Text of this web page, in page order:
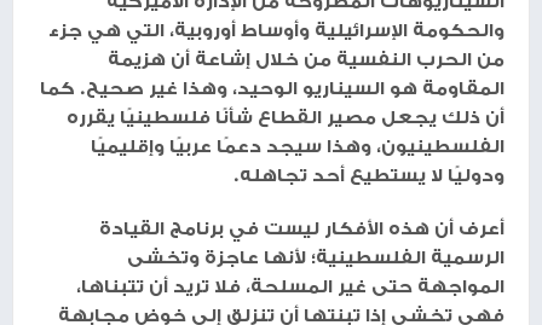
والحكومة الإسرائيلية وأوساط أوروبية، التي هي جزء
من الحرب النفسية من خلال إشاعة أن هزيمة
المقاومة هو السيناريو الوحيد، وهذا غير صحيح. كما
أن ذلك يجعل مصير القطاع شأنًا فلسطينيًا يقرره
الفلسطينيون، وهذا سيجد دعمًا عربيًا وإقليميًا
ودوليًا لا يستطيع أحد تجاهله.
أعرف أن هذه الأفكار ليست في برنامج القيادة
الرسمية الفلسطينية؛ لأنها عاجزة وتخشى
المواجهة حتى غير المسلحة، فلا تريد أن تتبناها،
فهي تخشى إذا تبنتها أن تنزلق إلى خوض مجابهة